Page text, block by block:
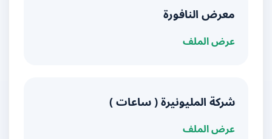
معرض النافورة
عرض الملف
شركة المليونيرة ( ساعات )
عرض الملف